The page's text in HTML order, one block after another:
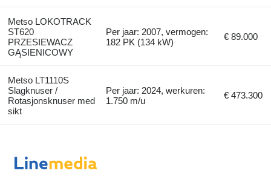
Metso LOKOTRACK
ST620
PRZESIEWACZ
GĄSIENICOWY
Per jaar: 2007, vermogen:
182 PK (134 kW)
€ 89.000
Metso LT1110S
Slagknuser /
Rotasjonsknuser med
sikt
Per jaar: 2024, werkuren:
1.750 m/u
€ 473.300